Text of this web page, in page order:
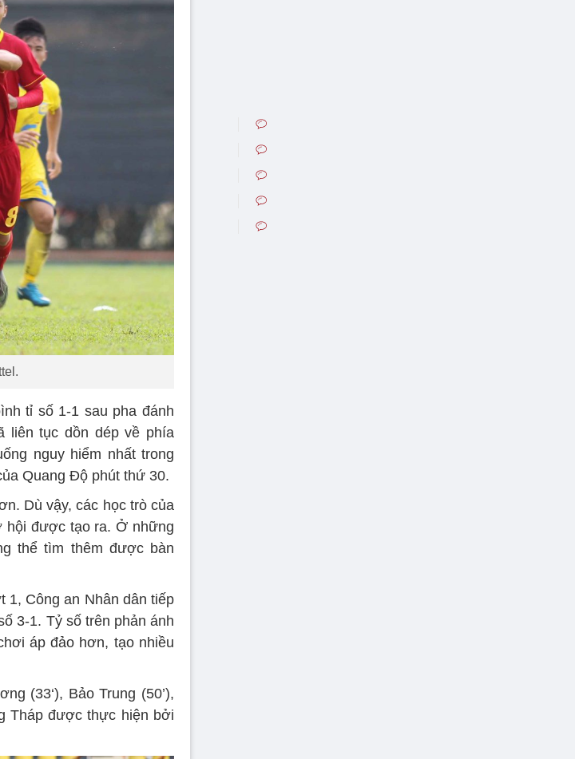
tỉ số 1-1 sau pha đánh
liên tục dồn dép về phía
nguy hiểm nhất trong
Quang Độ phút thứ 30.
Dù vậy, các học trò của
hội được tạo ra. Ở những
thể tìm thêm được bàn
1, Công an Nhân dân tiếp
3-1. Tỷ số trên phản ánh
áp đảo hơn, tạo nhiều
(33‘), Bảo Trung (50’),
Tháp được thực hiện bởi